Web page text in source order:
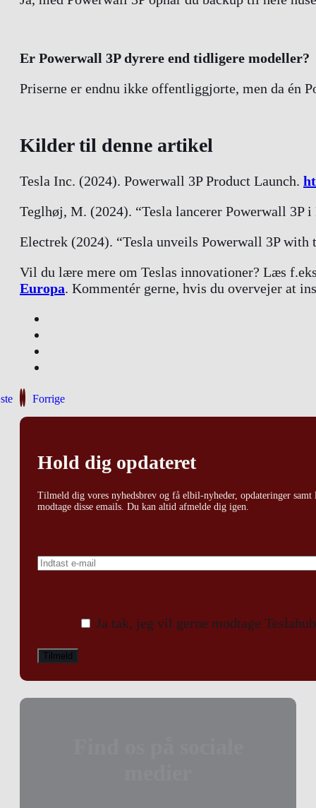
Er Powerwall 3P dyrere end tidligere modeller?
Priserne er endnu ikke offentliggjorte, men da én
Kilder til denne artikel
Tesla Inc. (2024). Powerwall 3P Product Launch.
Teglhøj, M. (2024). “Tesla lancerer Powerwall 3P
Electrek (2024). “Tesla unveils Powerwall 3P
Vil du lære mere om Teslas innovationer? Læs
Europa. Kommentér gerne, hvis du overvejer at
Forrige
Hold dig opdateret
Tilmeld dig vores nyhedsbrev og få elbil-nyheder, opdateringer
modtage disse emails. Du kan altid afmelde dig igen.
Ja tak, jeg vil gerne modtage